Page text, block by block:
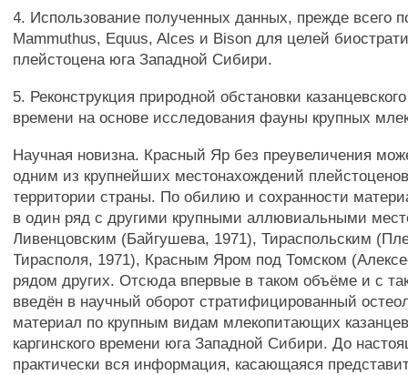
4. Использование полученных данных, прежде всего
Mammuthus, Equus, Alces и Bison для целей
плейстоцена юга Западной Сибири.
5. Реконструкция природной обстановки казанцевского
времени на основе исследования фауны крупных
Научная новизна. Красный Яр без преувеличения
одним из крупнейших местонахождений
территории страны. По обилию и сохранности
в один ряд с другими крупными аллювиальными
Ливенцовским (Байгушева, 1971), Тираспольским
Тирасполя, 1971), Красным Яром под Томском
рядом других. Отсюда впервые в таком объёме и с
введён в научный оборот стратифицированный
материал по крупным видам млекопитающих
каргинского времени юга Западной Сибири. До
практически вся информация, касающаяся